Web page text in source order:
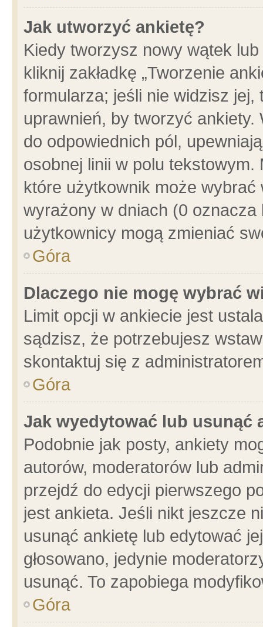
Jak utworzyć ankietę?
Kiedy tworzysz nowy wątek
kliknij zakładkę „Tworzenie
formularza; jeśli nie widzisz
uprawnień, by tworzyć ankiety.
do odpowiednich pól,
osobnej linii w polu
które użytkownik może
wyrażony w dniach (0
użytkownicy mogą zmieniać
Góra
Dlaczego nie mogę wybrać
Limit opcji w ankiecie jest
sądzisz, że potrzebujesz
skontaktuj się z
Góra
Jak wyedytować lub usunąć
Podobnie jak posty, ankiety
autorów, moderatorów lub
przejdź do edycji pierwszego
jest ankieta. Jeśli nikt jeszcze
usunąć ankietę lub edytować
głosowano, jedynie
usunąć. To zapobiega
Góra